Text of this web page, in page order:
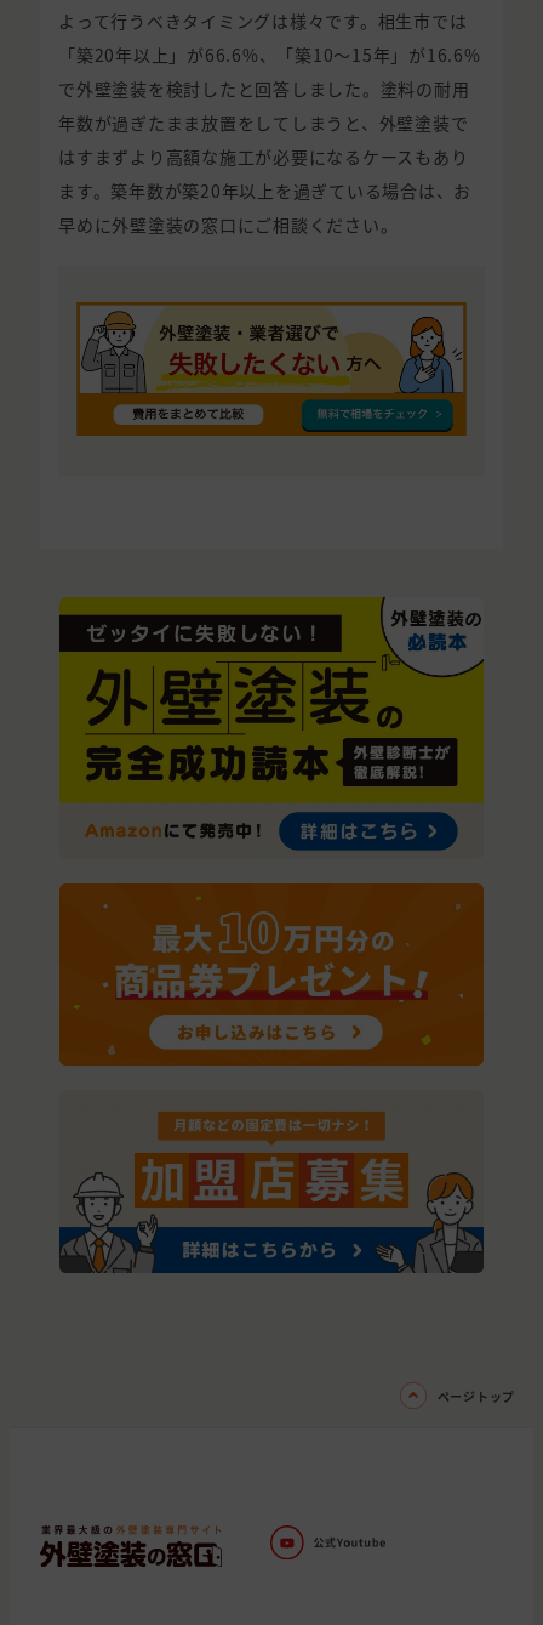
よって行うべきタイミングは様々です。相生市では
「築20年以上」が66.6%、「築10〜15年」が16.6%
で外壁塗装を検討したと回答しました。塗料の耐用
年数が過ぎたまま放置をしてしまうと、外壁塗装で
はすまずより高額な施工が必要になるケースもあり
ます。築年数が築20年以上を過ぎている場合は、お
早めに外壁塗装の窓口にご相談ください。
ページトップ